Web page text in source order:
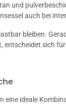
und
auch bei
bleiben.
entscheidet sich
ideale